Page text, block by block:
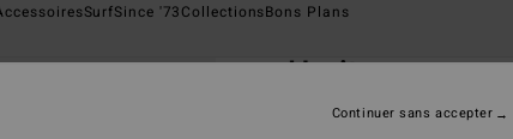
SurfSince '73CollectionsBons Plans
Heritage
Sweat Noir Femme
Continuer sans accepter